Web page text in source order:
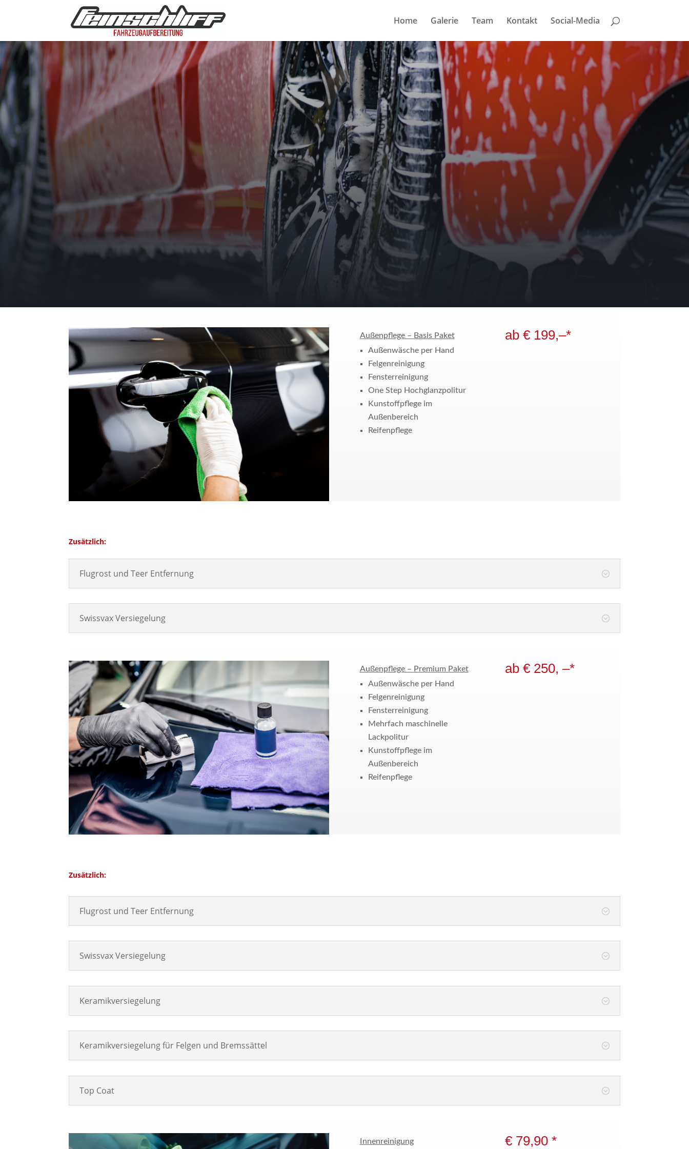
Home Galerie Team Kontakt Social-Media
Außenpflege – Basis Paket
Außenwäsche per Hand
Felgenreinigung
Fensterreinigung
One Step Hochglanzpolitur
Kunstoffpflege im
Außenbereich
Reifenpflege
ab € 199,–*
Zusätzlich:
Flugrost und Teer Entfernung
Swissvax Versiegelung
Außenpflege – Premium Paket
Außenwäsche per Hand
Felgenreinigung
Fensterreinigung
Mehrfach maschinelle
Lackpolitur
Kunstoffpflege im
Außenbereich
Reifenpflege
ab € 250, –*
Zusätzlich:
Flugrost und Teer Entfernung
Swissvax Versiegelung
Keramikversiegelung
Keramikversiegelung für Felgen und Bremssättel
Top Coat
Innenreinigung € 79,90 *